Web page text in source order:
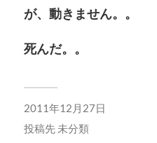
が、動きません。。
死んだ。。
2011年12月27日
投稿先 未分類